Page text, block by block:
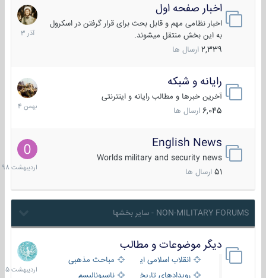
اخبار صفحه اول
اخبار نظامی مهم و قابل بحث برای قرار گرفتن در اسکرول
به این بخش منتقل میشوند.
2,339 ارسال ها
7
آذر
1403
رایانه و شبکه
آخرین خبرها و مطالب رایانه و اینترنتی
6,045 ارسال ها
30
بهمن
1404
English News
Worlds military and security news
51 ارسال ها
10
1398
NON-MILITARY FORUMS - سایر بخشها
دیگر موضوعات و مطالب
انقلاب اسلامی ایران
مباحث مذهبی
رویدادهای تاریخی و مذهبیناسیونالیسم
8
1405